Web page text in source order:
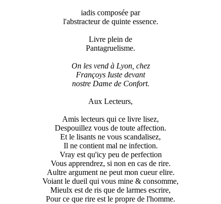
iadis composée par
l'abstracteur de quinte essence.
Livre plein de
Pantagruelisme.
On les vend à Lyon, chez
Françoys Iuste devant
nostre Dame de Confort.
Aux Lecteurs,
Amis lecteurs qui ce livre lisez,
Despouillez vous de toute affection.
Et le lisants ne vous scandalisez,
Il ne contient mal ne infection.
Vray est qu'icy peu de perfection
Vous apprendrez, si non en cas de rire.
Aultre argument ne peut mon cueur elire.
Voiant le dueil qui vous mine & consomme,
Mieulx est de ris que de larmes escrire,
Pour ce que rire est le propre de l'homme.